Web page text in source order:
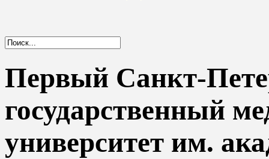
Первый Санкт-
государственный
университет им.